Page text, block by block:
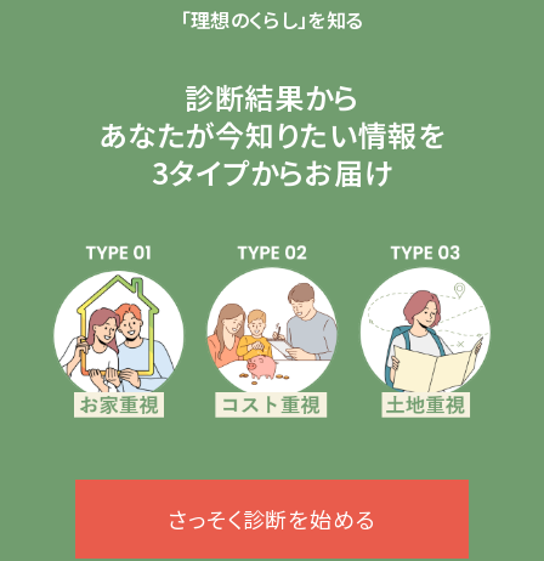
「理想のくらし」を知る
診断結果から
あなたが今知りたい情報を
3タイプからお届け
さっそく診断を始める